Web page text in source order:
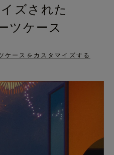
ズされた
ツケース
ケースをカスタマイズする